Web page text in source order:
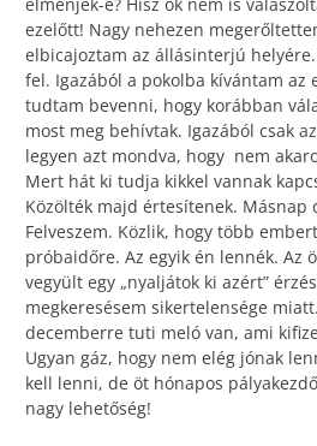
elmenjek-e? Hisz ők nem is
ezelőtt! Nagy nehezen
elbicajoztam az állásinterjú
fel. Igazából a pokolba kívántam az
tudtam bevenni, hogy korábban
most meg behívtak. Igazából csak
legyen azt mondva, hogy nem
Mert hát ki tudja kikkel vannak
Közölték majd értesítenek. Másnap
Felveszem. Közlik, hogy több
próbaidőre. Az egyik én lennék. Az
vegyült egy „nyaljátok ki azért”
megkeresésem sikertelensége
decemberre tuti meló van, ami
Ugyan gáz, hogy nem elég jónak
kell lenni, de öt hónapos
nagy lehetőség!